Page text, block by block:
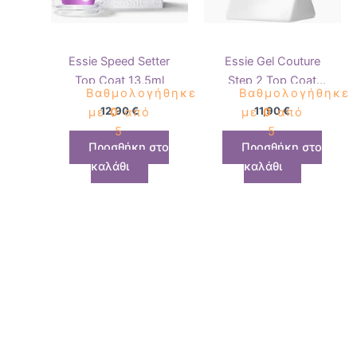
Essie Speed Setter
Top Coat 13,5ml
Βαθμολογήθηκε
με0από
5
12,90€
Προσθήκη στο
καλάθι
Essie Gel Couture
Step 2 Top Coat
13,5ml
Βαθμολογήθηκε
με0από
5
11,90€
Προσθήκη στο
καλάθι